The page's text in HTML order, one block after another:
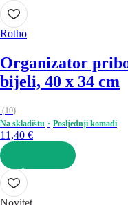
U KOŠARICU
Rotho
Organizator
bijeli, 40 x 34 cm
(10)
Na skladištu
Posljednji komadi
11,40 €
U KOŠARICU